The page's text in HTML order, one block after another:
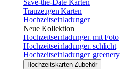
Save-the-Date Karten
Trauzeugen Karten
Hochzeitseinladungen
Neue Kollektion
Hochzeitseinladungen mit Foto
Hochzeitseinladungen schlicht
Hochzeitseinladungen greenery
Hochzeitskarten Zubehör